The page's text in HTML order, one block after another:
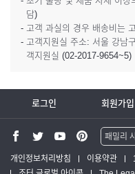
담)
- 고객 과실의 경우 배송비는
- 고객지원실 주소: 서울 강남
객지원실 (02-2017-9654~5)
로그인 회원가입
패밀리
워터맨
개인정보처리방침 이용약관